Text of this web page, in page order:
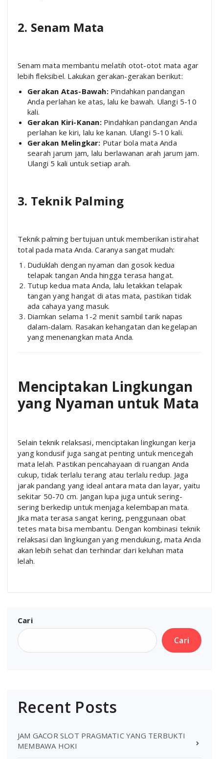
2. Senam Mata
Senam mata membantu melatih otot-otot mata agar
lebih fleksibel. Lakukan gerakan-gerakan berikut:
Gerakan Atas-Bawah:Pindahkan pandangan
Anda perlahan ke atas, lalu ke bawah. Ulangi 5-10
kali.
Gerakan Kiri-Kanan:Pindahkan pandangan Anda
perlahan ke kiri, lalu ke kanan. Ulangi 5-10 kali.
Gerakan Melingkar: Putar bola mata Anda
searah jarum jam, lalu berlawanan arah jarum jam.
Ulangi 5 kali untuk setiap arah.
3. Teknik Palming
Teknik palming bertujuan untuk memberikan istirahat
total pada mata Anda. Caranya sangat mudah:
Duduklah dengan nyaman dan gosok kedua
telapak tangan Anda hingga terasa hangat.
Tutup kedua mata Anda, lalu letakkan telapak
tangan yang hangat di atas mata, pastikan tidak
ada cahaya yang masuk.
Diamkan selama 1-2 menit sambil tarik napas
dalam-dalam. Rasakan kehangatan dan kegelapan
yang menenangkan mata Anda.
Menciptakan Lingkungan
yang Nyaman untuk Mata
Selain teknik relaksasi, menciptakan lingkungan kerja
yang kondusif juga sangat penting untuk mencegah
mata lelah. Pastikan pencahayaan di ruangan Anda
cukup, tidak terlalu terang atau terlalu redup. Jaga
jarak pandang yang ideal antara mata dan layar, yaitu
sekitar 50-70 cm. Jangan lupa juga untuk sering-
sering berkedip untuk menjaga kelembapan mata.
Jika mata terasa sangat kering, penggunaan obat
tetes mata bisa membantu. Dengan kombinasi teknik
relaksasi dan lingkungan yang mendukung, mata Anda
akan lebih sehat dan terhindar dari keluhan mata
lelah.
Cari
Cari
Recent Posts
JAM GACOR SLOT PRAGMATIC YANG TERBUKTI
MEMBAWA HOKI